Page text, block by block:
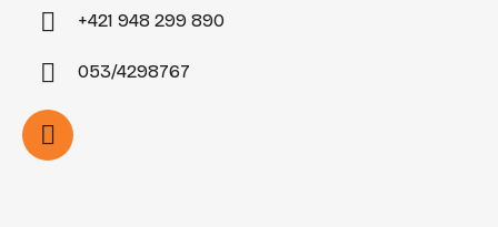
+421 948 299 890
053/4298767